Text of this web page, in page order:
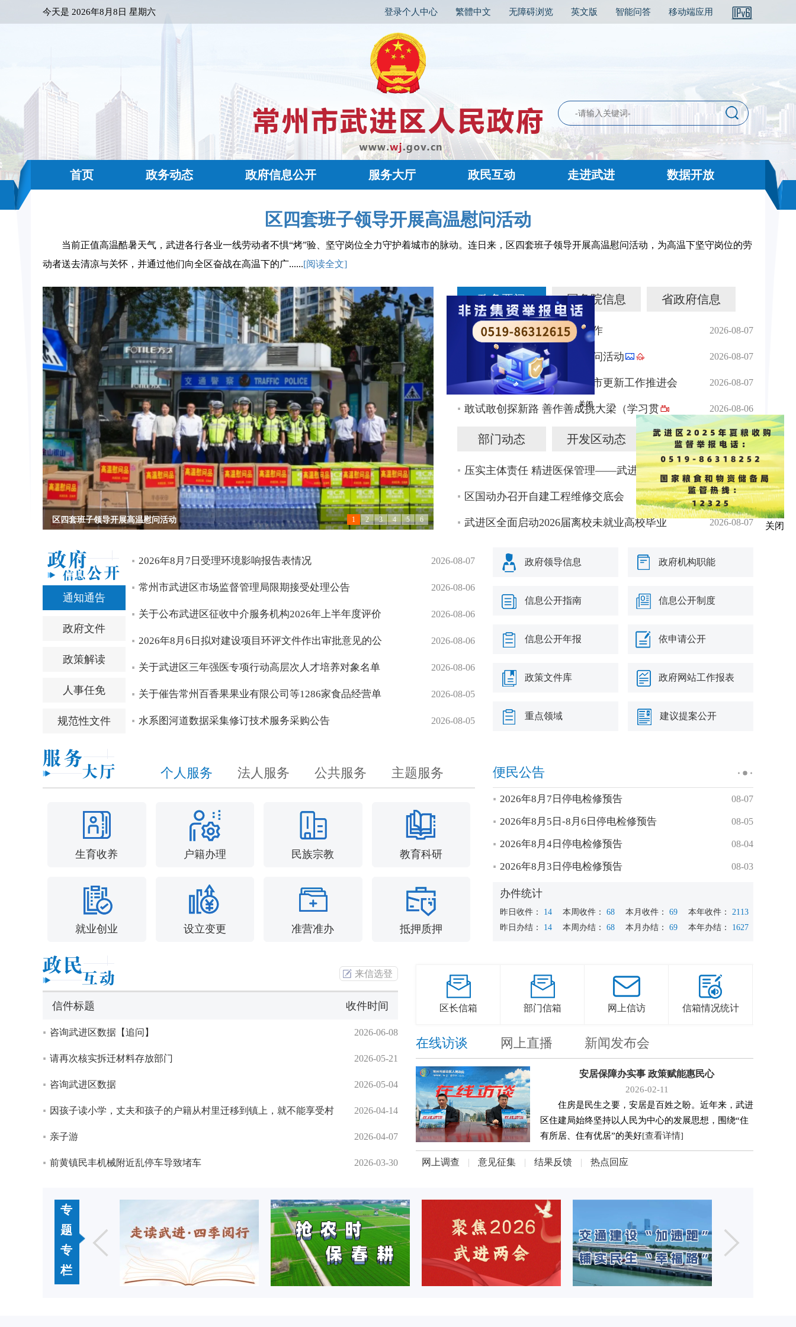
今天是 2026年8月8日 星期六 登录个人中心 繁體中文 无障碍浏览 英文版 智能问答 移动端应用
首页 政务动态 政府信息公开 服务大厅 政民互动 走进武进 数据开放
区四套班子领导开展高温慰问活动
当前正值高温酷暑天气，武进各行各业一线劳动者不惧“烤”验、坚守岗位全力守护着城市的脉动。连日来，区四套班子领导开展高温慰问活动，为高温下坚守岗位的劳
动者送去清凉与关怀，并通过他们向全区奋战在高温下的广......[阅读全文]
null
全区服务业高质量发展会议召开 全力打造具有武进辨识度、
null
null
null
null
1 2 3 4 5 6
政务要闻 国务院信息 省政府信息
区领导检查全区安全生产工作 2026-08-07
区四套班子领导开展高温慰问活动 2026-08-07
我区组织收听收看常州市城市更新工作推进会 2026-08-07
敢试敢创探新路 善作善成挑大梁（学习贯 2026-08-06
部门动态 开发区动态 基层动态
压实主体责任 精进医保管理——武进医保分 2026-08-07
区国动办召开自建工程维修交底会 2026-08-07
武进区全面启动2026届离校未就业高校毕业 2026-08-07
通知通告
政府文件
政策解读
人事任免
规范性文件
2026年8月7日受理环境影响报告表情况 2026-08-07
常州市武进区市场监督管理局限期接受处理公告 2026-08-06
关于公布武进区征收中介服务机构2026年上半年度评价 2026-08-06
2026年8月6日拟对建设项目环评文件作出审批意见的公 2026-08-06
关于武进区三年强医专项行动高层次人才培养对象名单 2026-08-06
关于催告常州百香果果业有限公司等1286家食品经营单 2026-08-05
水系图河道数据采集修订技术服务采购公告 2026-08-05
政府领导信息 政府机构职能
信息公开指南 信息公开制度
信息公开年报 依申请公开
政策文件库 政府网站工作报表
重点领域 建议提案公开
个人服务 法人服务 公共服务 主题服务
生育收养 户籍办理 民族宗教 教育科研
就业创业 设立变更 准营准办 抵押质押
便民公告
2026年8月7日停电检修预告 08-07
2026年8月5日-8月6日停电检修预告 08-05
2026年8月4日停电检修预告 08-04
2026年8月3日停电检修预告 08-03
办件统计
昨日收件： 14 本周收件： 68 本月收件： 69 本年收件：
2113
昨日办结：
14 本周办结： 68 本月办结： 69 本年办结： 1627
来信选登
信件标题 收件时间
咨询武进区数据【追问】 2026-06-08
请再次核实拆迁材料存放部门 2026-05-21
咨询武进区数据 2026-05-04
因孩子读小学，丈夫和孩子的户籍从村里迁移到镇上，就不能享受村 2026-04-14
亲子游 2026-04-07
前黄镇民丰机械附近乱停车导致堵车 2026-03-30
区长信箱 部门信箱 网上信访 信箱情况统计
在线访谈 网上直播 新闻发布会
安居保障办实事 政策赋能惠民心
2026-02-11
住房是民生之要，安居是百姓之盼。近年来，武进
区住建局始终坚持以人民为中心的发展思想，围绕“住
有所居、住有优居”的美好[查看详情]
网上调查 | 意见征集 | 结果反馈 | 热点回应
专
题
专
栏
关闭
关闭